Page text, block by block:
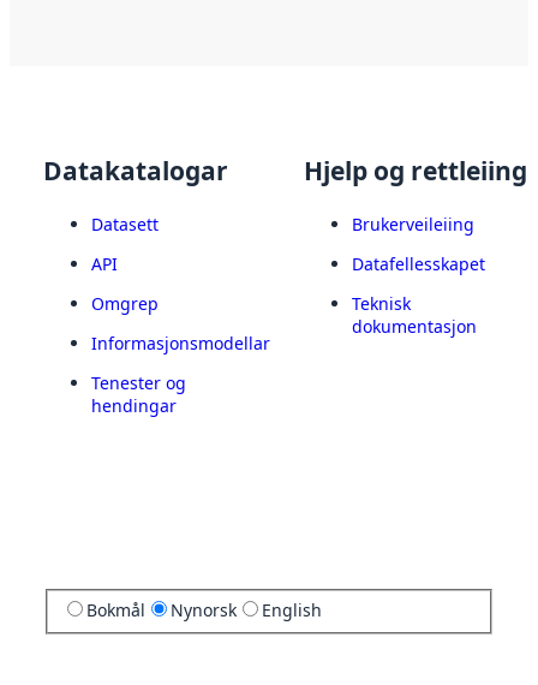
Datakatalogar
Datasett
API
Omgrep
Informasjonsmodellar
Tenester og
hendingar
Hjelp og rettleiing
Brukerveileiing
Datafellesskapet
Teknisk
dokumentasjon
Bokmål Nynorsk English